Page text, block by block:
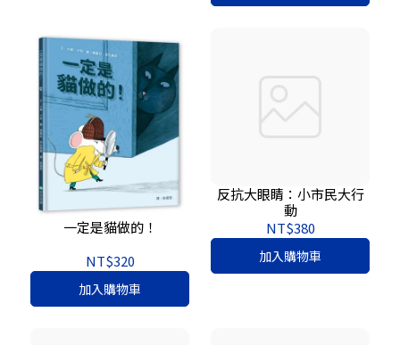
一定是貓做的！
NT$320
加入購物車
反抗大眼睛：小市民大行
動
NT$380
加入購物車